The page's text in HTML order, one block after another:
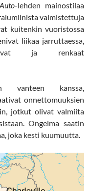
-lehden mainostilaa
valmistettuja
kuitenkin vuoristossa
liikaa jarruttaessa,
ja renkaat
vanteen kanssa,
onnettomuuksien
jotkut olivat valmiita
Ongelma saatin
joka kesti kuumuutta.